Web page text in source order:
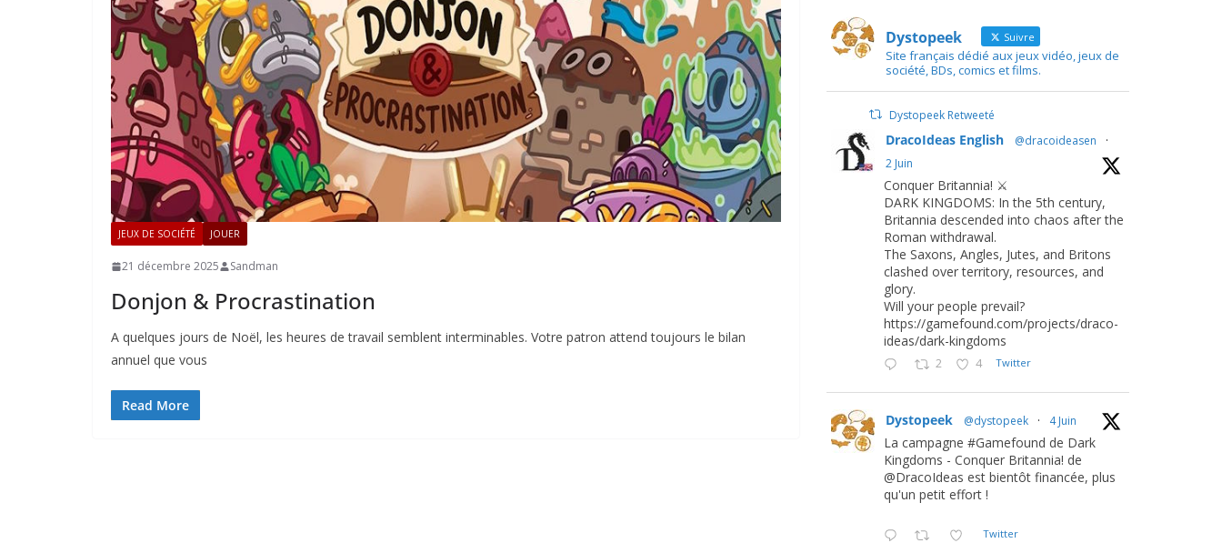
JEUX DE SOCIÉTÉ JOUER
21 décembre 2025 Sandman
Donjon & Procrastination
A quelques jours de Noël, les heures de travail semblent interminables. Votre patron attend toujours le bilan
annuel que vous
Read More
Dystopeek Suivre
Site français dédié aux jeux vidéo, jeux de
société, BDs, comics et films.
Dystopeek Retweeté
DracoIdeas English @dracoideasen
·
2 Juin
Conquer Britannia! ⚔️
DARK KINGDOMS: In the 5th century,
Britannia descended into chaos after the
Roman withdrawal.
The Saxons, Angles, Jutes, and Britons
clashed over territory, resources, and
glory.
Will your people prevail?
https://gamefound.com/projects/draco-
ideas/dark-kingdoms
2 4 Twitter
Dystopeek @dystopeek · 4 Juin
La campagne #Gamefound de Dark
Kingdoms - Conquer Britannia! de
@DracoIdeas est bientôt financée, plus
qu'un petit effort !
Twitter